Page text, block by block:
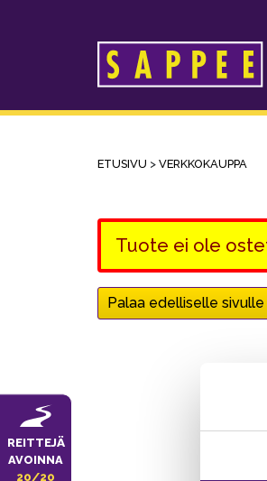
REITTEJÄ
AVOINNA
20/20
ETUSIVU > VERKKOKAUPPA
Tuote ei ole
Palaa edelliselle sivulle